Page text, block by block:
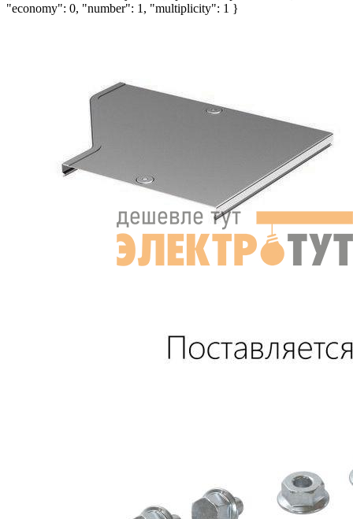
"economy": 0, "number": 1, "multiplicity": 1 }